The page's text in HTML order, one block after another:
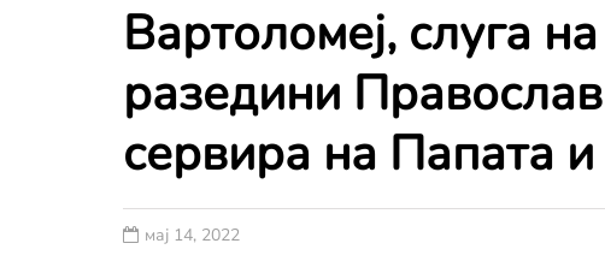
Вартоломеј, слуга
разедини
сервира на Папата
мај 14, 2022